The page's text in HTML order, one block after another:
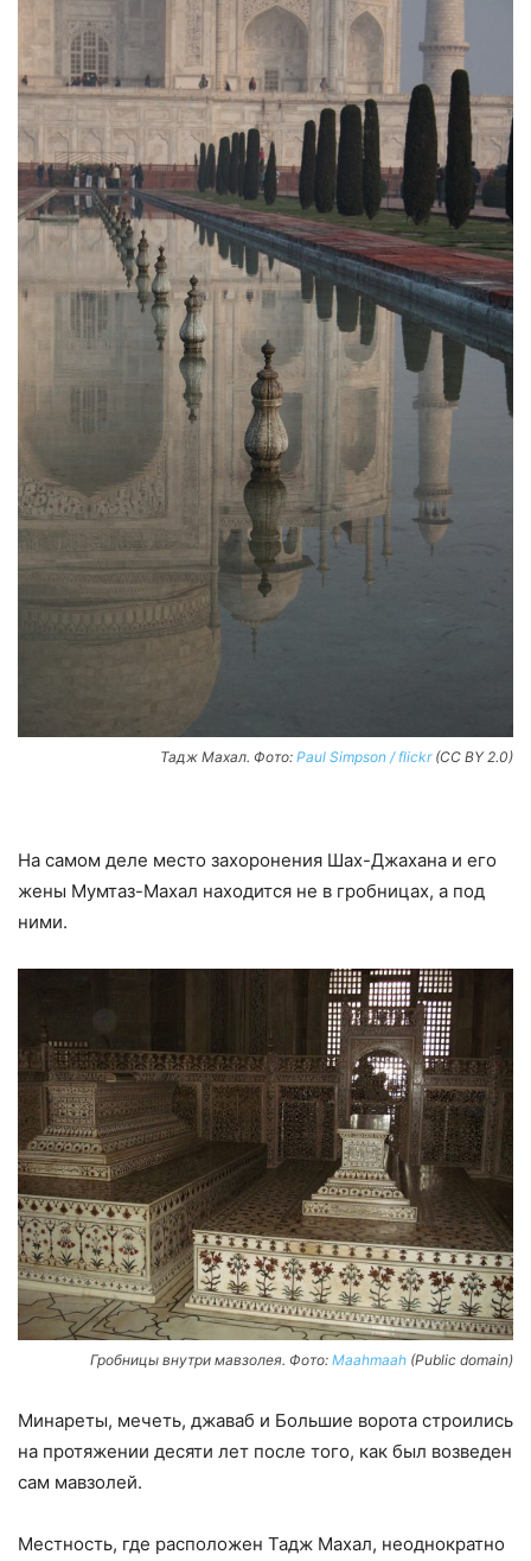
Тадж Махал. Фото: Paul Simpson / flickr(CC BY 2.0)
На самом деле место захоронения Шах-Джахана и его
жены Мумтаз-Махал находится не в гробницах, а под
ними.
Гробницы внутри мавзолея. Фото: Maahmaah (Public domain)
Минареты, мечеть, джаваб и Большие ворота строились
на протяжении десяти лет после того, как был возведен
сам мавзолей.
Местность, где расположен Тадж Махал, неоднократно